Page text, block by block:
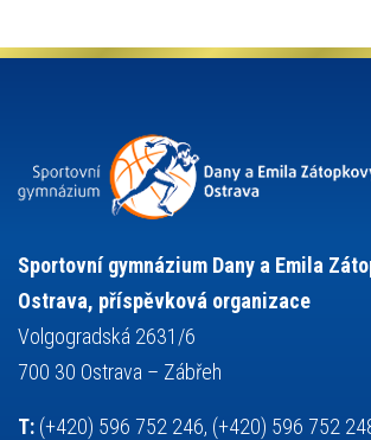
olympiáda dětí a mládeže
snowboarding
sportovní gymnastika sportovní
stolní tenis střelba
teorie sportovní přípravy
tělesná
volejbal
vybavení vysvědčení vzpírání
výuka všesportovní výcvikový kurz
základy společenských věd
Sportovní gymnázium Dany a Emila
Ostrava, příspěvková organizace
Volgogradská 2631/6
700 30 Ostrava – Zábřeh
T: (+420) 596 752 246, (+420) 596 752